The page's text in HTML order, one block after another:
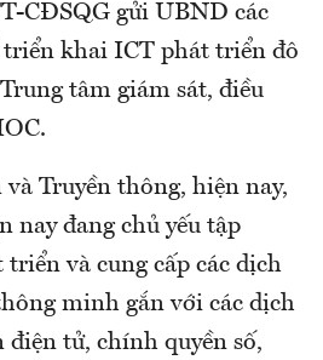
CĐSQG gửi UBND các
khai ICT phát triển đô
tâm giám sát, điều
Truyền thông, hiện nay,
nay đang chủ yếu tập
và cung cấp các dịch
minh gắn với các dịch
điện tử, chính quyền số,